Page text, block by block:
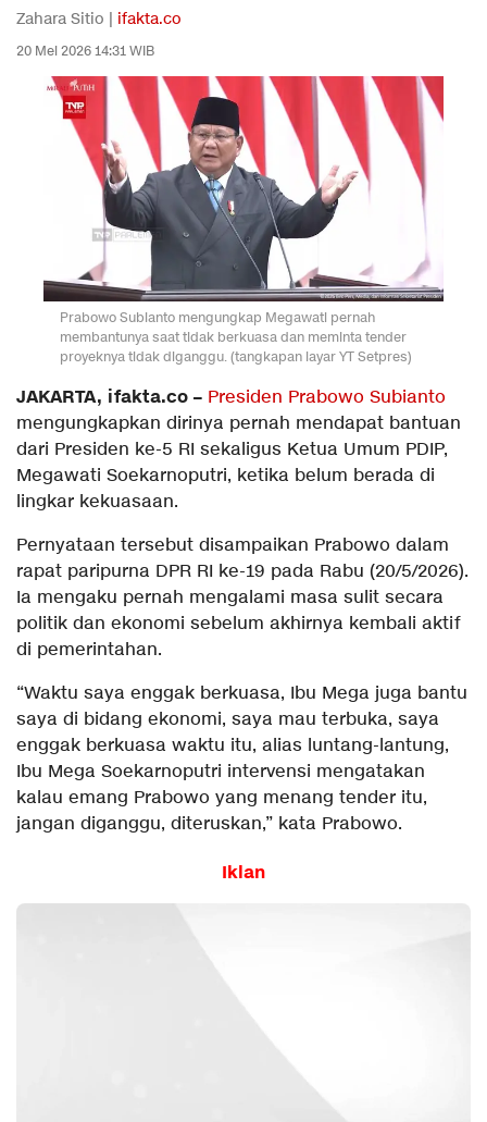
Zahara Sitio | ifakta.co
20 Mei 2026 14:31 WIB
Prabowo Subianto mengungkap Megawati pernah
membantunya saat tidak berkuasa dan meminta tender
proyeknya tidak diganggu. (tangkapan layar YT Setpres)
JAKARTA, ifakta.co – Presiden Prabowo Subianto
mengungkapkan dirinya pernah mendapat bantuan
dari Presiden ke-5 RI sekaligus Ketua Umum PDIP,
Megawati Soekarnoputri, ketika belum berada di
lingkar kekuasaan.
Pernyataan tersebut disampaikan Prabowo dalam
rapat paripurna DPR RI ke-19 pada Rabu (20/5/2026).
Ia mengaku pernah mengalami masa sulit secara
politik dan ekonomi sebelum akhirnya kembali aktif
di pemerintahan.
“Waktu saya enggak berkuasa, Ibu Mega juga bantu
saya di bidang ekonomi, saya mau terbuka, saya
enggak berkuasa waktu itu, alias luntang-lantung,
Ibu Mega Soekarnoputri intervensi mengatakan
kalau emang Prabowo yang menang tender itu,
jangan diganggu, diteruskan,” kata Prabowo.
Iklan